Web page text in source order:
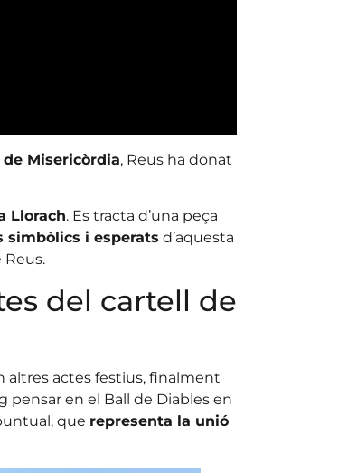
de Misericòrdia, Reus ha donat
Llorach. Es tracta d’una peça
simbòlics i esperats d’aquesta
Reus.
del cartell de
altres actes festius, finalment
pensar en el Ball de Diables en
que representa la unió